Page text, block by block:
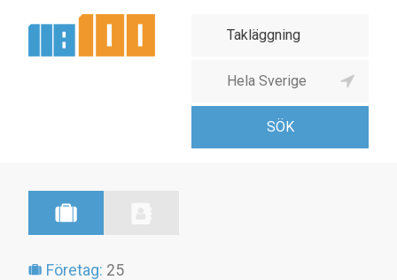
Företag: 25